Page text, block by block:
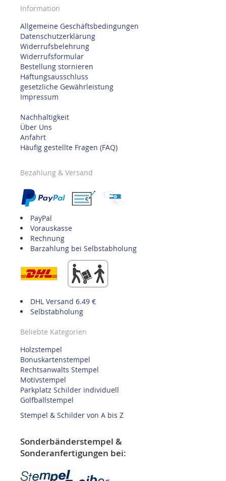
Information
Allgemeine Geschäftsbedingungen
Datenschutzerklärung
Widerrufsbelehrung
Widerrufsformular
Bestellung stornieren
Haftungsausschluss
gesetzliche Gewährleistung
Impressum
Nachhaltigkeit
Über Uns
Anfahrt
Häufig gestellte Fragen (FAQ)
Bezahlung & Versand
PayPal
Vorauskasse
Rechnung
Barzahlung bei Selbstabholung
DHL Versand 6.49 €
Selbstabholung
Beliebte Kategorien
Holzstempel
Bonuskartenstempel
Rechtsanwalts Stempel
Motivstempel
Parkplatz Schilder individuell
Golfballstempel
Stempel & Schilder von A bis Z
Sonderbänderstempel &
Sonderanfertigungen bei: